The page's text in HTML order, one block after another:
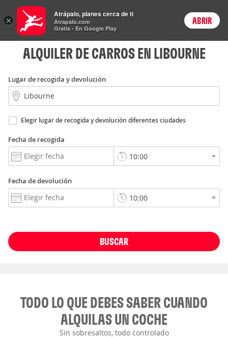
Rent
a Car Login
ALQUILER DE CARROS EN LIBOURNE
Lugar de recogida y devolución
Elegir lugar de recogida y devolución diferentes ciudades
Fecha de recogida
Fecha de devolución
BUSCAR
TODO LO QUE DEBES SABER CUANDO
ALQUILAS UN COCHE
Sin sobresaltos, todo controlado
×
Atrápalo, planes cerca de ti
Atrapalo.com
Gratis - En Google Play
ABRIR